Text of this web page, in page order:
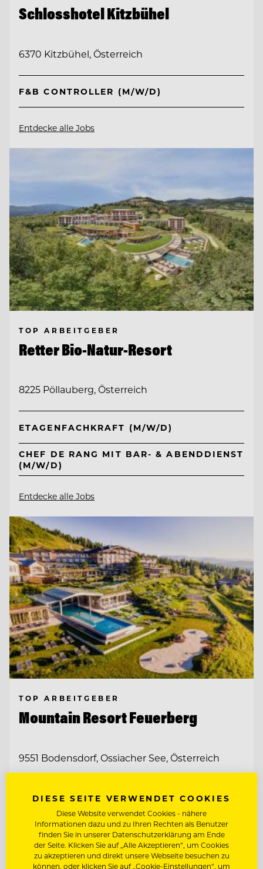
Schlosshotel Kitzbühel
6370 Kitzbühel, Österreich
F&B CONTROLLER (M/W/D)
Entdecke alle Jobs
TOP ARBEITGEBER
Retter Bio-Natur-Resort
8225 Pöllauberg, Österreich
ETAGENFACHKRAFT (M/W/D)
CHEF DE RANG MIT BAR- & ABENDDIENST
(M/W/D)
Entdecke alle Jobs
TOP ARBEITGEBER
Mountain Resort Feuerberg
9551 Bodensdorf, Ossiacher See, Österreich
RESTAURANT
BEAUTY & WOHLFÜHL EXPERT:IN
Entdecke alle Jobs
DIESE SEITE VERWENDET COOKIES
Diese Website verwendet Cookies - nähere
Informationen dazu und zu Ihren Rechten als Benutzer
finden Sie in unserer Datenschutzerklärung am Ende
der Seite. Klicken Sie auf „Alle Akzeptieren“, um Cookies
zu akzeptieren und direkt unsere Webseite besuchen zu
können, oder klicken Sie auf „Cookie-Einstellungen“, um